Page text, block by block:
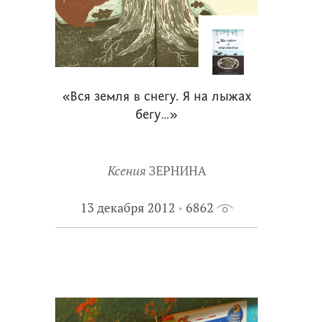
«Вся земля в снегу. Я на лыжах
бегу…»
Ксения ЗЕРНИНА
13 декабря 2012 6862